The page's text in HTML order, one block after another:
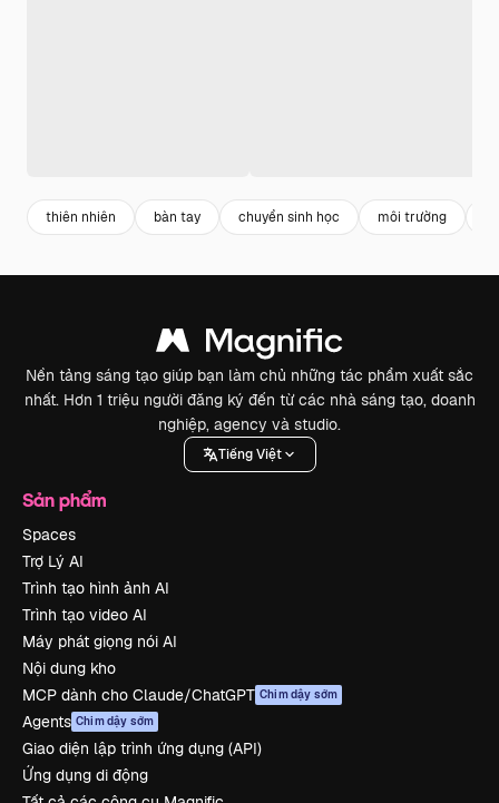
thiên nhiên bàn tay chuyển sinh học môi trường
Nền tảng sáng tạo giúp bạn làm chủ những tác phẩm xuất sắc
nhất. Hơn 1 triệu người đăng ký đến từ các nhà sáng tạo, doanh
nghiệp, agency và studio.
Tiếng Việt
Sản phẩm
Spaces
Trợ Lý AI
Trình tạo hình ảnh AI
Trình tạo video AI
Máy phát giọng nói AI
Nội dung kho
MCP dành cho Claude/ChatGPT Chim dậy sớm
Agents Chim dậy sớm
Giao diện lập trình ứng dụng (API)
Ứng dụng di động